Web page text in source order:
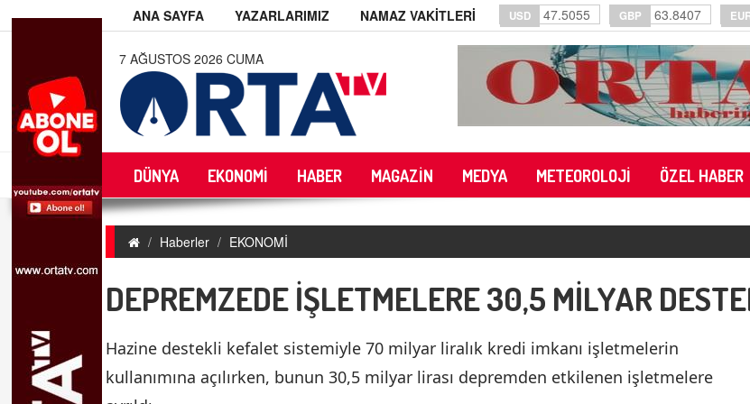
ANA SAYFA YAZARLARIMIZ NAMAZ VAKİTLERİ USD 47.5055 GBP 63.8407
7 AĞUSTOS 2026 CUMA
DÜNYA EKONOMİ HABER MAGAZİN MEDYA METEOROLOJİ ÖZEL HABER
Haberler EKONOMİ
DEPREMZEDE İŞLETMELERE 30,5 MİLYAR
Hazine destekli kefalet sistemiyle 70 milyar liralık kredi imkanı işletmelerin
kullanımına açılırken, bunun 30,5 milyar lirası depremden etkilenen işletmelere